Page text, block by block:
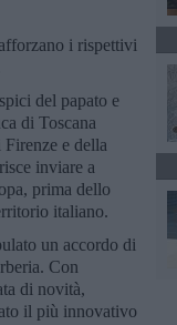
i rispettivi
del papato e
di Toscana
e della
inviare a
prima dello
italiano.
un accordo di
Con
di novità,
il più innovativo